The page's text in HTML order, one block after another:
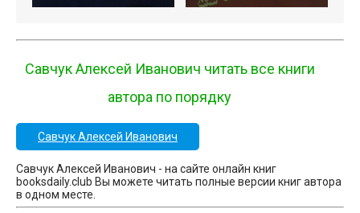
Савчук Алексей Иванович читать все книги
автора по порядку
Савчук Алексей Иванович
Савчук Алексей Иванович - на сайте онлайн книг
booksdaily.club Вы можете читать полные версии книг автора
в одном месте.